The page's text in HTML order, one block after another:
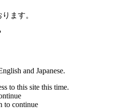
ます。
and Japanese.
to this site this time.
to continue